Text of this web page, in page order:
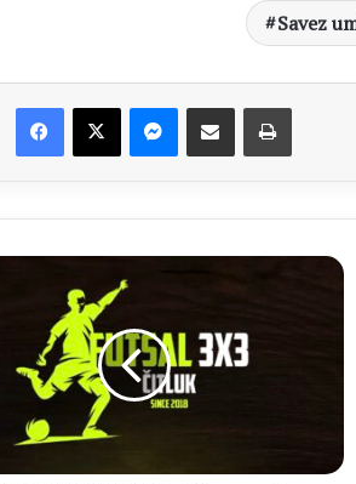
Savez
Facebook
X MessengerDijeli putem Emaila Printaj